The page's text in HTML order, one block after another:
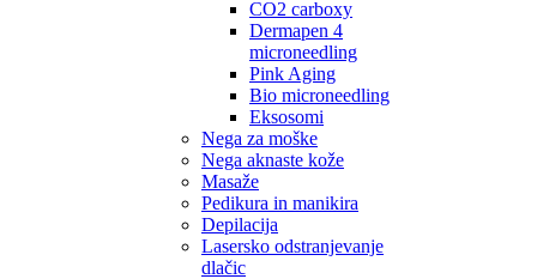
CO2 carboxy
Dermapen 4
microneedling
Pink Aging
Bio microneedling
Eksosomi
Nega za moške
Nega aknaste kože
Masaže
Pedikura in manikira
Depilacija
Lasersko odstranjevanje
dlačic